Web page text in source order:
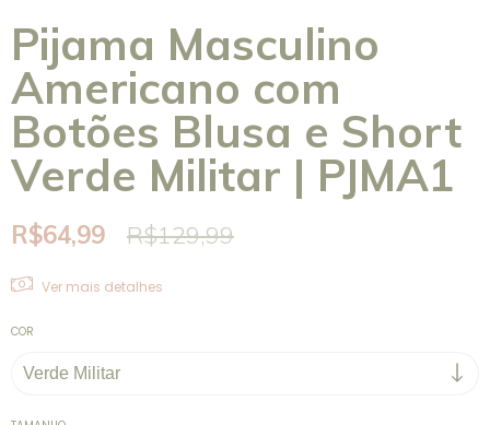
Pijama Masculino
Americano com
Botões Blusa e Short
Verde Militar | PJMA1
R$64,99 R$129,99
Ver mais detalhes
COR